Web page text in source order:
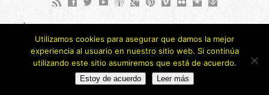
(ESPAÑA)
693 805 873
Copyright © 2026
Utilizamos cookies para asegurar que damos la mejor
experiencia al usuario en nuestro sitio web. Si continúa
utilizando este sitio asumiremos que está de acuerdo.
Estoy de acuerdo Leer más